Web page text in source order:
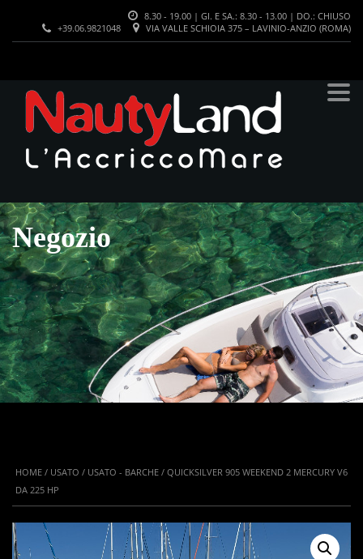
8.30 - 19.00 | GI. E SA.: 8.30 - 13.00 | DO.: CHIUSO
VIA VALLE SCHIOIA 375 – LAVINIO-ANZIO (ROMA)
+39.06.9821048
Negozio
HOME / USATO / USATO - BARCHE / QUICKSILVER 905 WEEKEND 2 MERCURY V6
DA 225 HP